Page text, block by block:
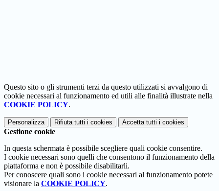
Questo sito o gli strumenti terzi da questo utilizzati si avvalgono di
cookie necessari al funzionamento ed utili alle finalità illustrate nella
COOKIE POLICY.
Personalizza Rifiuta tutti i cookies Accetta tutti i cookies
Gestione cookie
In questa schermata è possibile scegliere quali cookie consentire.
I cookie necessari sono quelli che consentono il funzionamento della
piattaforma e non è possibile disabilitarli.
Per conoscere quali sono i cookie necessari al funzionamento potete
visionare la COOKIE POLICY.